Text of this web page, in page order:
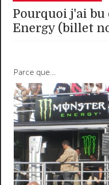
Pourquoi j'ai
Energy (billet
Parce que...